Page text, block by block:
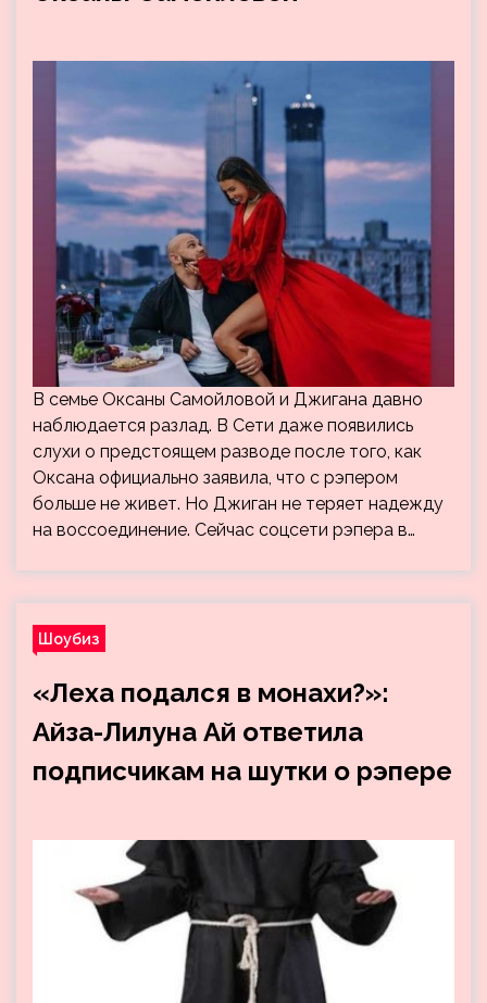
В семье Оксаны Самойловой и Джигана давно
наблюдается разлад. В Сети даже появились
слухи о предстоящем разводе после того, как
Оксана официально заявила, что с рэпером
больше не живет. Но Джиган не теряет надежду
на воссоединение. Сейчас соцсети рэпера в…
Шоубиз
«Леха подался в монахи?»:
Айза-Лилуна Ай ответила
подписчикам на шутки о рэпере